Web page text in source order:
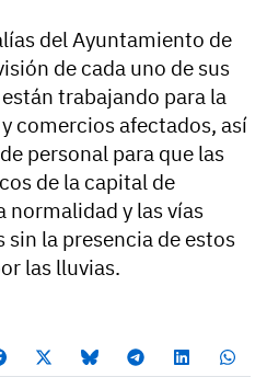
del Ayuntamiento de
de cada uno de sus
trabajando para la
comercios afectados, así
personal para que las
de la capital de
normalidad y las vías
la presencia de estos
las lluvias.